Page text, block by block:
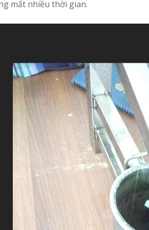
mất nhiều thời gian.